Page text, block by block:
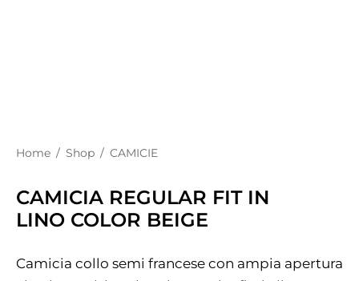
Home / Shop / CAMICIE
CAMICIA REGULAR FIT IN
LINO COLOR BEIGE
Camicia collo semi francese con ampia apertura